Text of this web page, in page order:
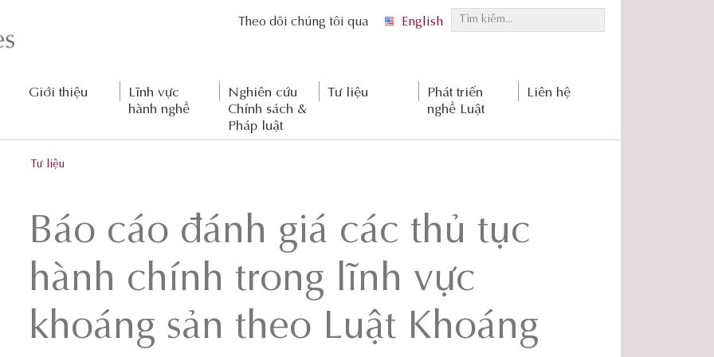
i
m
English
Theo dõi chúng tôi qua
Giới thiệu
Lĩnh vực
hành nghề
Nghiên cứu
Chính sách &
Pháp luật
Tư liệu
Phát triển
nghề Luật
Liên hệ
Tư liệu
Báo cáo đánh giá các thủ tục
hành chính trong lĩnh vực
khoáng sản theo Luật Khoáng